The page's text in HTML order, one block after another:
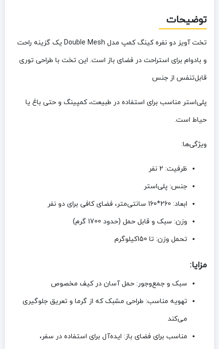
توضیحات
تخت آویز دو نفره کینگ کمپ مدل Double Mesh یک گزینه راحت
و بادوام برای استراحت در فضای باز است. این تخت با طراحی توری
قابل‌تنفس از جنس
پلی‌استر مناسب برای استفاده در طبیعت، کمپینگ و حتی باغ یا
حیاط است.
ویژگی‌ها:
ظرفیت:
جنس: پلی‌استر
ابعاد:
وزن: سبک و قابل حمل (حدود 1700 گرم)
تحمل وزن: تا 150کیلوگرم
مزایا:
سبک و جمع‌وجور: حمل آسان در کیف مخصوص
تهویه مناسب: طراحی مشبک که از گرما و تعریق جلوگیری
می‌کند
مناسب برای فضای باز: ایده‌آل برای استفاده در سفر،